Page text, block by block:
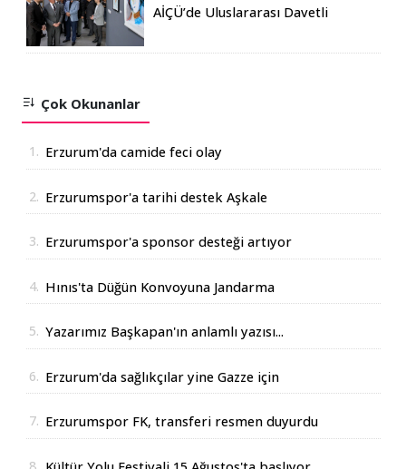
AİÇÜ’de Uluslararası Davetli
Çok Okunanlar
1. Erzurum'da camide feci olay
2. Erzurumspor'a tarihi destek Aşkale
3. Erzurumspor'a sponsor desteği artıyor
4. Hınıs'ta Düğün Konvoyuna Jandarma
5. Yazarımız Başkapan'ın anlamlı yazısı...
6. Erzurum'da sağlıkçılar yine Gazze için
7. Erzurumspor FK, transferi resmen duyurdu
8.